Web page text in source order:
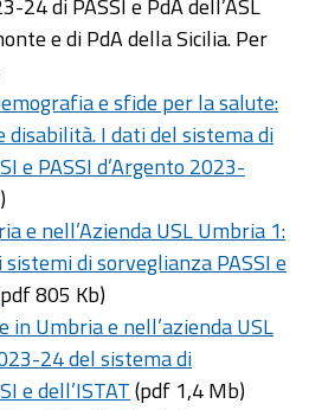
24 di PASSI e PdA dell’ASL
e di PdA della Sicilia. Per
e sfide per la salute:
I dati del sistema di
e PASSI d’Argento 2023-
e nell’Azienda USL Umbria 1:
di sorveglianza PASSI e
805 Kb)
in Umbria e nell’azienda USL
24 del sistema di
e dell’ISTAT(pdf 1,4 Mb)